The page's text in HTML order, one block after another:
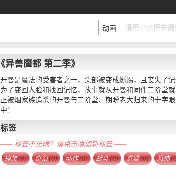
《异兽魔都 第二季》
开曼是魔法的受害者之一，头部被变成蜥蜴，且丧失了记
为了变回人脸和找回记忆，故事就从开曼和同伴二阶堂就
正被烟家族追杀的开曼与二阶堂、期盼老大归来的十字
中！
标签
—— 标签不正确？请点击添加新标签 ——
搞笑(0) 奇幻(0) 动作(0) 战斗(0) 悬疑(0) 恐怖